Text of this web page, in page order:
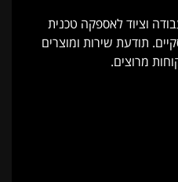
וציוד לאספקה טכנית
תודעת שירות ומוצרים
מרוצים.